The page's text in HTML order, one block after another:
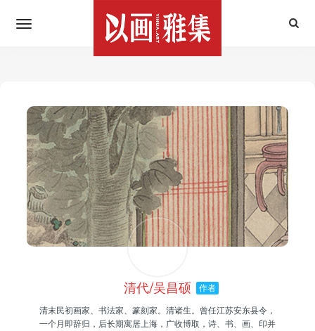
清代/吴昌硕 作者
清末民初画家、书法家、篆刻家。清诸生。曾任江苏安东县令，
一个月即辞归，后长期寓居上海，广收博取，诗、书、画、印并